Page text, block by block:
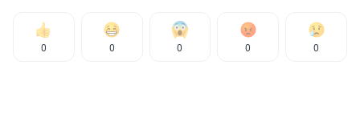
0 0 0 0 0